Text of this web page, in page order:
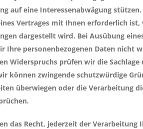
auf eine Interessenabwägung
Vertrages mit Ihnen erforderlich
dargestellt wird. Bei Ausübung
Ihre personenbezogenen Daten nicht
Widerspruchs prüfen wir die
können zwingende schutzwürdige
überwiegen oder die Verarbeitung
das Recht, jederzeit der